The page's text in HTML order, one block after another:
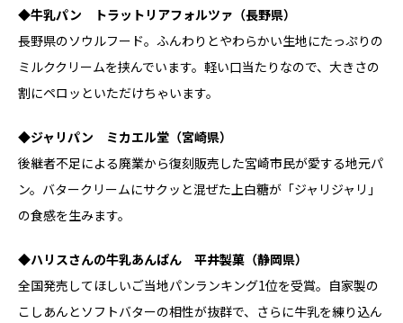
◆牛乳パン トラットリアフォルツァ（長野県）
長野県のソウルフード。ふんわりとやわらかい生地にたっぷりの
ミルククリームを挟んでいます。軽い口当たりなので、大きさの
割にペロッといただけちゃいます。
◆ジャリパン ミカエル堂（宮崎県）
後継者不足による廃業から復刻販売した宮崎市民が愛する地元パ
ン。バタークリームにサクッと混ぜた上白糖が「ジャリジャリ」
の食感を生みます。
◆ハリスさんの牛乳あんぱん 平井製菓（静岡県）
全国発売してほしいご当地パンランキング1位を受賞。自家製の
こしあんとソフトバターの相性が抜群で、さらに牛乳を練り込ん